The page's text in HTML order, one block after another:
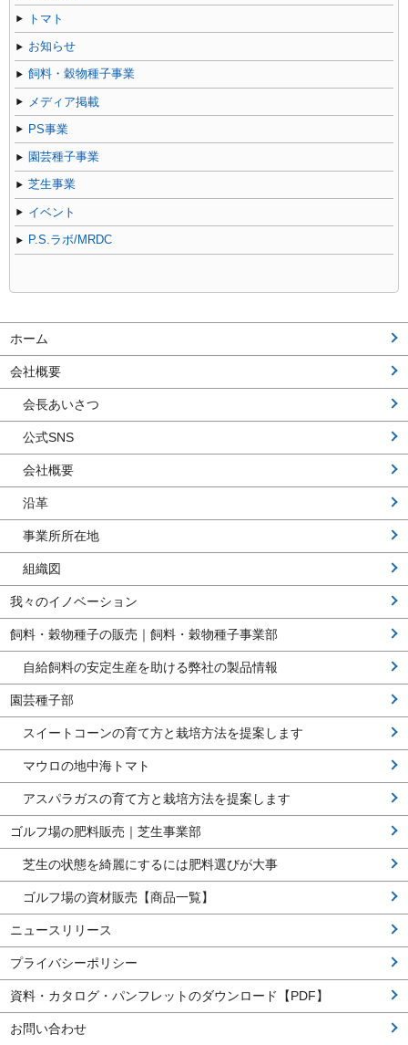
トマト
お知らせ
飼料・穀物種子事業
メディア掲載
PS事業
園芸種子事業
芝生事業
イベント
P.S.ラボ/MRDC
ホーム
会社概要
会長あいさつ
公式SNS
会社概要
沿革
事業所所在地
組織図
我々のイノベーション
飼料・穀物種子の販売｜飼料・穀物種子事業部
自給飼料の安定生産を助ける弊社の製品情報
園芸種子部
スイートコーンの育て方と栽培方法を提案します
マウロの地中海トマト
アスパラガスの育て方と栽培方法を提案します
ゴルフ場の肥料販売｜芝生事業部
芝生の状態を綺麗にするには肥料選びが大事
ゴルフ場の資材販売【商品一覧】
ニュースリリース
プライバシーポリシー
資料・カタログ・パンフレットのダウンロード【PDF】
お問い合わせ